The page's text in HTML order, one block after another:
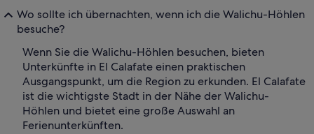
Wo sollte ich übernachten, wenn ich die Walichu-Höhlen
besuche?
Wenn Sie die Walichu-Höhlen besuchen, bieten
Unterkünfte in El Calafate einen praktischen
Ausgangspunkt, um die Region zu erkunden. El Calafate
ist die wichtigste Stadt in der Nähe der Walichu-
Höhlen und bietet eine große Auswahl an
Ferienunterkünften.